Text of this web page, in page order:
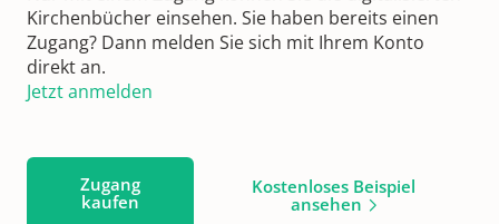
Kirchenbücher einsehen. Sie haben bereits einen
Zugang? Dann melden Sie sich mit Ihrem Konto
direkt an.
Jetzt anmelden
Zugang
kaufen
Kostenloses Beispiel
ansehen